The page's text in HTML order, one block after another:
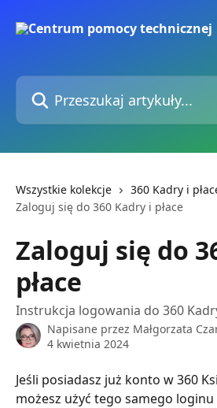
Przeszukaj artykuły...
Wszystkie kolekcje 360 Kadry i
Zaloguj się do 360 Kadry i płace
Zaloguj się do
płace
Instrukcja logowania do 360
Napisane przez Małgorzata
4 kwietnia 2024
Jeśli posiadasz już konto w 360
możesz użyć tego samego loginu